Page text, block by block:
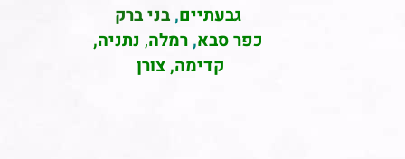
גבעתיים,בני ברק
כפר סבא,רמלה, נתניה,
קדימה, צורן